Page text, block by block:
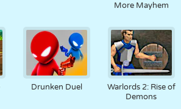
More Mayhem
Drunken Duel
Warlords 2: Rise of
Demons